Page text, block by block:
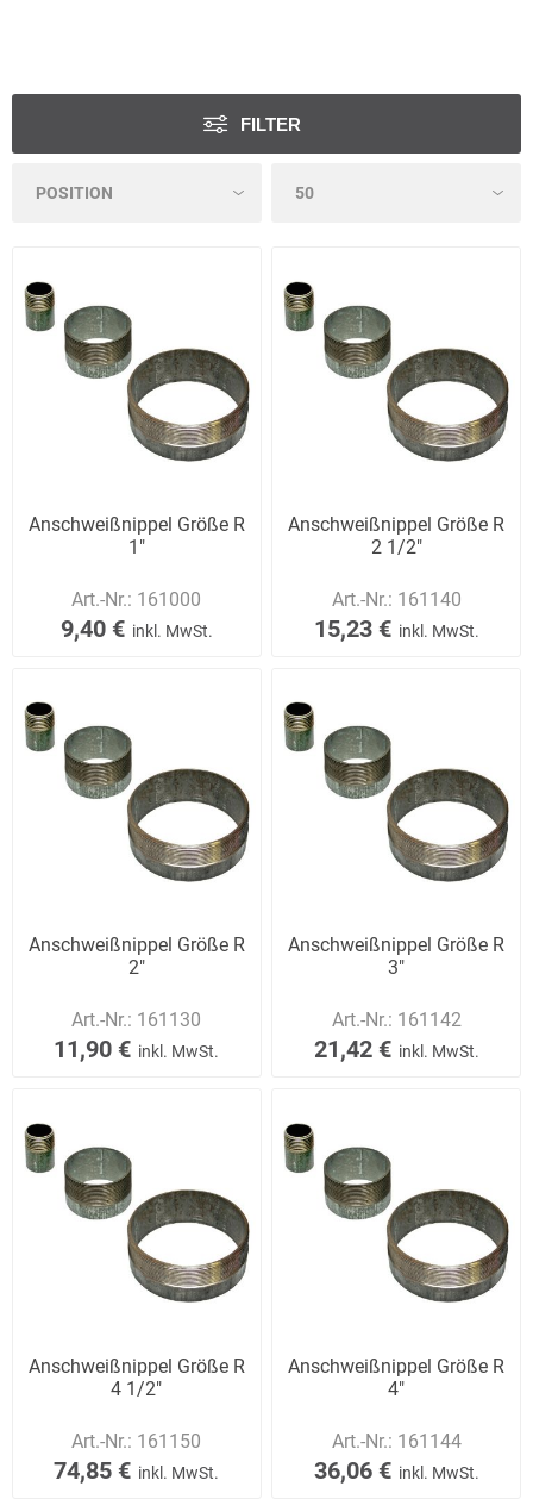
FILTER
Anschweißnippel Größe R
1"
Art.-Nr.: 161000
9,40 € inkl. MwSt.
Anschweißnippel Größe R
2 1/2"
Art.-Nr.: 161140
15,23 € inkl. MwSt.
Anschweißnippel Größe R
2"
Art.-Nr.: 161130
11,90 € inkl. MwSt.
Anschweißnippel Größe R
3"
Art.-Nr.: 161142
21,42 € inkl. MwSt.
Anschweißnippel Größe R
4 1/2"
Art.-Nr.: 161150
74,85 € inkl. MwSt.
Anschweißnippel Größe R
4"
Art.-Nr.: 161144
36,06 € inkl. MwSt.